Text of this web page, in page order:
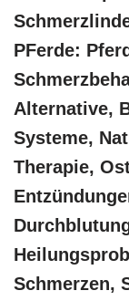
PFerde:
Alternative,
Systeme,
Therapie,
Schmerzen,